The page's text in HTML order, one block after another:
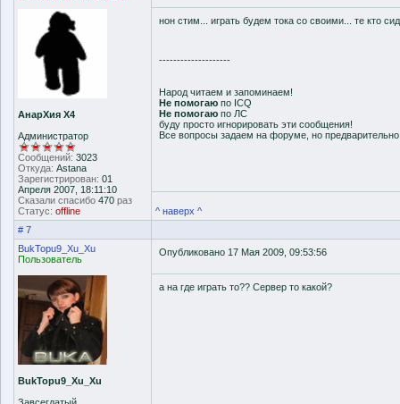
АнарХия Х4
Администратор
Сообщений: 3023
Откуда: Astana
Зарегистрирован: 01
Апреля 2007, 18:11:10
Сказали спасибо 470 раз
Статус: offline
нон стим... играть будем тока со своими... те кто
--------------------
Народ читаем и запоминаем!
Не помогаю по ICQ
Не помогаю по ЛС
буду просто игнорировать эти сообщения!
Все вопросы задаем на форуме, но
^ наверх ^
# 7
BukTopu9_Xu_Xu
Пользователь
BukTopu9_Xu_Xu
Опубликовано 17 Мая 2009, 09:53:56
а на где играть то?? Сервер то какой?